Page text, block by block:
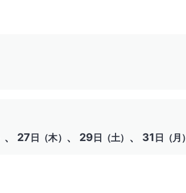
、 27日（木） 、 29日（土） 、 31 日（月）